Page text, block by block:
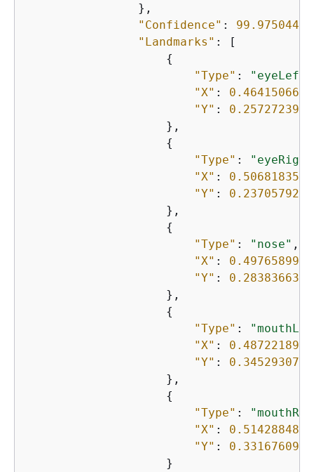
                },
"Confidence" :
"Landmarks" : [
{
"Type" : "eyeLeft"
"X" :
"Y" :
                    },
{
"Type" :
"X" :
"Y" :
                    },
{
"Type" : "nose" ,
"X" :
"Y" :
                    },
{
"Type" :
"X" :
"Y" :
                    },
{
"Type" :
"X" :
"Y" :
                    }